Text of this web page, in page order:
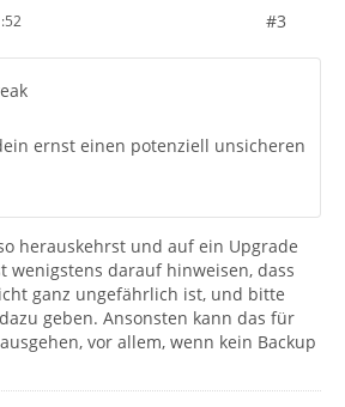
#3
ernst einen potenziell unsicheren
herauskehrst und auf ein Upgrade
wenigstens darauf hinweisen, dass
ganz ungefährlich ist, und bitte
geben. Ansonsten kann das für
vor allem, wenn kein Backup